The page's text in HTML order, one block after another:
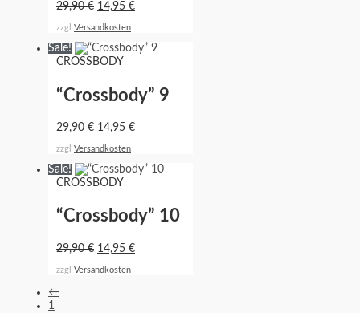
29,90€ 14,95 €
zzgl Versandkosten
Sale!
CROSSBODY
“Crossbody” 9
29,90€ 14,95 €
zzgl Versandkosten
Sale!
CROSSBODY
“Crossbody” 10
29,90€ 14,95 €
zzgl Versandkosten
←
1